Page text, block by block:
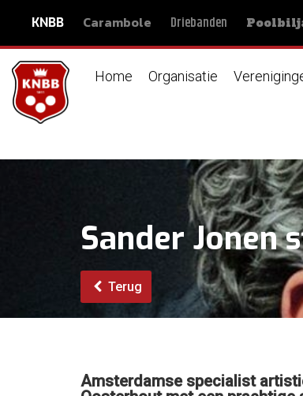
KNBB Carambole Driebanden
Home Organisatie
Sander Jonen
Terug
Amsterdamse specialist